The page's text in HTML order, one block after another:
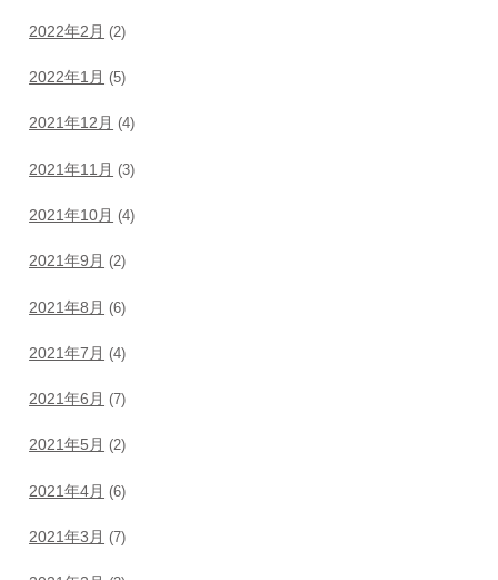
2022年2月 (2)
2022年1月 (5)
2021年12月 (4)
2021年11月 (3)
2021年10月 (4)
2021年9月 (2)
2021年8月 (6)
2021年7月 (4)
2021年6月 (7)
2021年5月 (2)
2021年4月 (6)
2021年3月 (7)